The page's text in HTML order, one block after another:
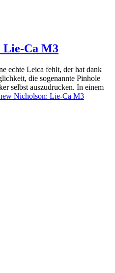
Lie-Ca M3
echte Leica fehlt, der hat dank
die sogenannte Pinhole
selbst auszudrucken. In einem
Nicholson: Lie-Ca M3